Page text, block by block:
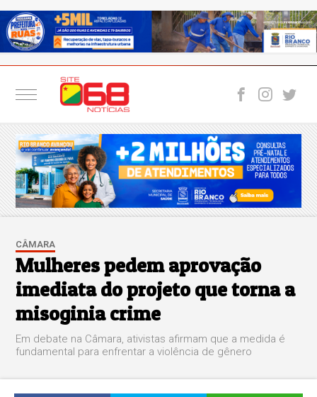
CÂMARA
Mulheres pedem aprovação
imediata do projeto que torna a
misoginia crime
Em debate na Câmara, ativistas afirmam que a medida é
fundamental para enfrentar a violência de gênero